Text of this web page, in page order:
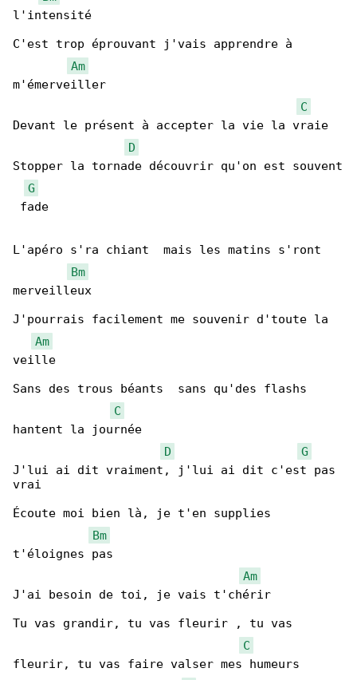
l'intensité
C'est trop éprouvant j'vais apprendre à
Am
m'émerveiller
C
Devant le présent à accepter la vie la vraie
D
Stopper la tornade découvrir qu'on est souvent
G
fade
L'apéro s'ra chiant  mais les matins s'ront
Bm
merveilleux
J'pourrais facilement me souvenir d'toute la
Am
veille
Sans des trous béants  sans qu'des flashs
C
hantent la journée
D
G
J'lui ai dit vraiment, j'lui ai dit c'est pas
vrai
Écoute moi bien là, je t'en supplies
Bm
t'éloignes pas
Am
J'ai besoin de toi, je vais t'chérir
Tu vas grandir, tu vas fleurir , tu vas
C
fleurir, tu vas faire valser mes humeurs